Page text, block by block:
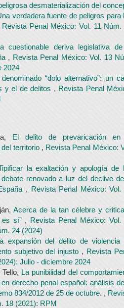
desmaterialización del
verdadera fuente de peligros para
Revista Penal México: Vol. 11 Núm.
cuestionable deriva legislativa
, Revista Penal México: Vol. 13
2024
“dolo alternativo”: un
y el de delitos , Revista Penal
El delito de prevaricación
territorio , Revista Penal México:
la exaltación y apología de
renovado a luz del declive
, Revista Penal México: Vol.
Acerca de la tan célebre y
sí” , Revista Penal México: Vol.
24 (2024)
expansión del delito de violencia
subjetivo del injusto , Revista
Julio - diciembre 2024
La punibilidad del
derecho penal español: análisis
834/2012 de 25 de octubre. ,
18 (2021): RPM